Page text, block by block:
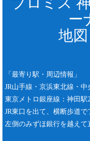
ー
地
「最寄り駅・周辺情報」
JR山手線・京浜東北線・中
東京メトロ銀座線：神田駅
JR東口を出て、横断歩道
左側のみずほ銀行を越えて